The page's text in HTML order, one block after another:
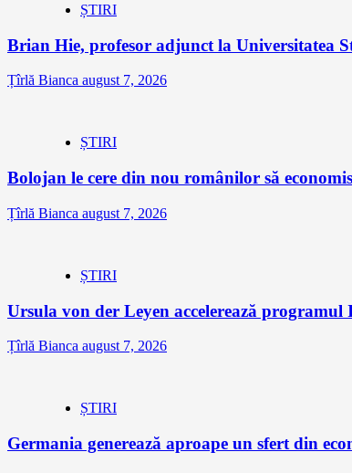
ȘTIRI
Brian Hie, profesor adjunct la Universitatea
Țîrlă Bianca august 7, 2026
ȘTIRI
Bolojan le cere din nou românilor să
Țîrlă Bianca august 7, 2026
ȘTIRI
Ursula von der Leyen accelerează
Țîrlă Bianca august 7, 2026
ȘTIRI
Germania generează aproape un sfert din